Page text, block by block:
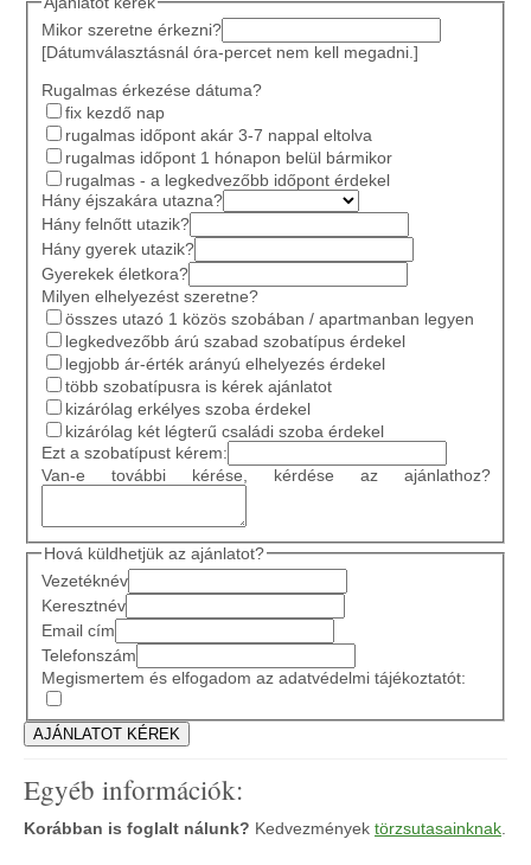
Mikor szeretne érkezni?
[Dátumválasztásnál óra-percet nem kell megadni.]
Rugalmas érkezése dátuma?
fix kezdő nap
rugalmas időpont akár 3-7 nappal eltolva
rugalmas időpont 1 hónapon belül bármikor
rugalmas - a legkedvezőbb időpont érdekel
Hány éjszakára utazna?
Hány felnőtt utazik?
Hány gyerek utazik?
Gyerekek életkora?
Milyen elhelyezést szeretne?
összes utazó 1 közös szobában / apartmanban legyen
legkedvezőbb árú szabad szobatípus érdekel
legjobb ár-érték arányú elhelyezés érdekel
több szobatípusra is kérek ajánlatot
kizárólag erkélyes szoba érdekel
kizárólag két légterű családi szoba érdekel
Ezt a szobatípust kérem:
Van-e további kérése, kérdése az ajánlathoz?
Hová küldhetjük az ajánlatot?
Vezetéknév
Keresztnév
Email cím
Telefonszám
Megismertem és elfogadom az adatvédelmi tájékoztatót:
Egyéb információk:
Korábban is foglalt nálunk? Kedvezmények törzsutasainknak.